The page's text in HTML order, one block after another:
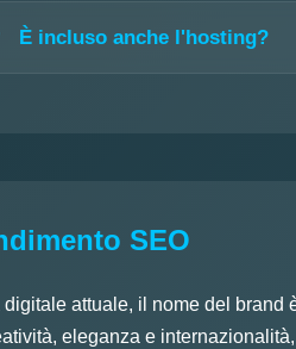
È incluso anche l'hosting?
SEO
digitale attuale, il nome del
eleganza e